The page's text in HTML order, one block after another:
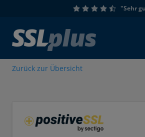
"Sehr
Zurück zur Übersicht